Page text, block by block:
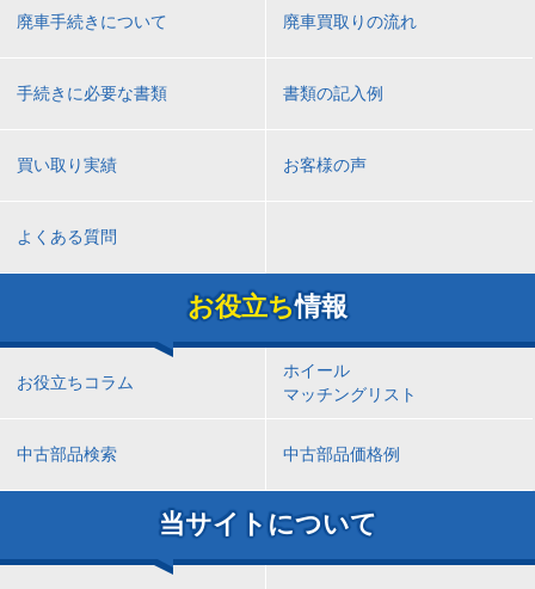
廃車手続きについて 廃車買取りの流れ
手続きに必要な書類 書類の記入例
買い取り実績 お客様の声
よくある質問
お役立ち情報
お役立ちコラム
ホイール
マッチングリスト
中古部品検索 中古部品価格例
当サイトについて